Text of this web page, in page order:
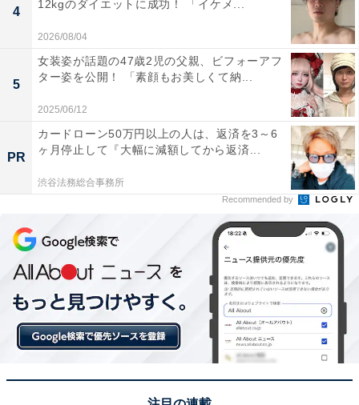
4
12kgのダイエットに成功！ 「イケメ...
2026/08/04
5
女装姿が話題の47歳2児の父親、ビフォーアフ
ター姿を公開！ 「素顔もお美しくて納...
2025/06/12
PR
カードローン50万円以上の人は、返済を3～6
ヶ月停止して『大幅に減額してから返済...
渋谷法務総合事務所
Recommended by